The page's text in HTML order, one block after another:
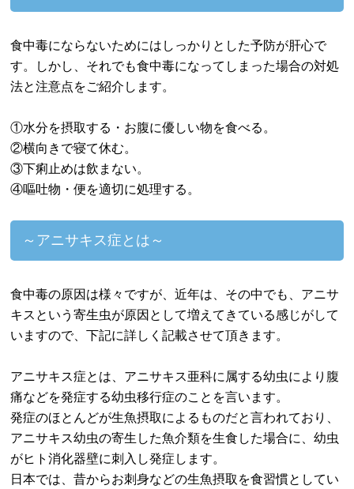
食中毒にならないためにはしっかりとした予防が肝心で
す。しかし、それでも食中毒になってしまった場合の対処
法と注意点をご紹介します。
①水分を摂取する・お腹に優しい物を食べる。
②横向きで寝て休む。
③下痢止めは飲まない。
④嘔吐物・便を適切に処理する。
～アニサキス症とは～
食中毒の原因は様々ですが、近年は、その中でも、アニサ
キスという寄生虫が原因として増えてきている感じがして
いますので、下記に詳しく記載させて頂きます。
アニサキス症とは、アニサキス亜科に属する幼虫により腹
痛などを発症する幼虫移行症のことを言います。
発症のほとんどが生魚摂取によるものだと言われており、
アニサキス幼虫の寄生した魚介類を生食した場合に、幼虫
がヒト消化器壁に刺入し発症します。
日本では、昔からお刺身などの生魚摂取を食習慣としてい